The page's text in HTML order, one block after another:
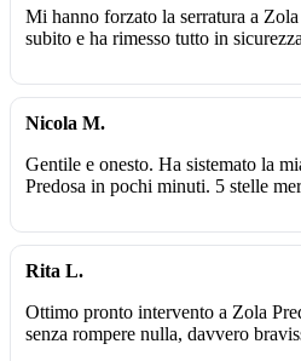
Mi hanno forzato la serratura a
subito e ha rimesso tutto in
Nicola M.
Gentile e onesto. Ha sistemato la
Predosa in pochi minuti. 5 stelle
Rita L.
Ottimo pronto intervento a Zola
senza rompere nulla, davvero